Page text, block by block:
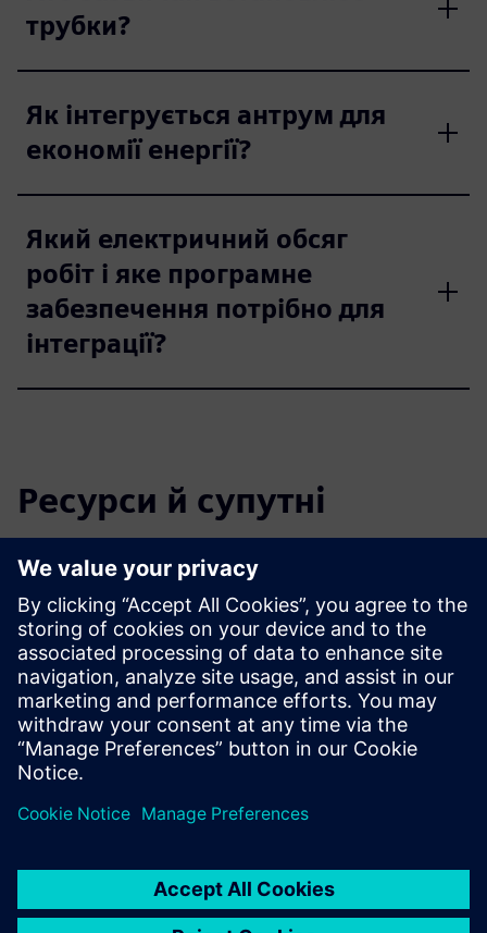
трубки?
Як інтегрується антрум для
економії енергії?
Який електричний обсяг
робіт і яке програмне
забезпечення потрібно для
інтеграції?
Ресурси й супутні
продукти
Додаткова інформація та ресурси
Панель моніторингу
Пакет датчиків
Архітектура системи